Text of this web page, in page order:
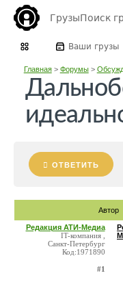
ГрузыПоиск
Ваши грузы
Главная> Форумы>
ОТВЕТИТЬ
Автор
Редакция АТИ-Медиа
IT-компания ,
Санкт-Петербург
Код:1971890
#1